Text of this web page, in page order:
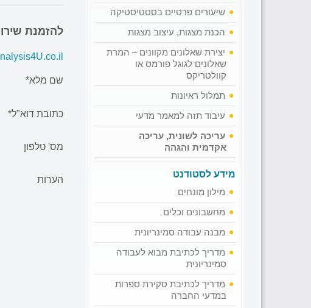
שיעורים פרטיים בסטטיסטיקה
הכנת מצגות, עיצוב מצגות
יצירת שאלונים מקוונים – המרת
שאלונים לגוגל פורמס או
קוולטריקס
תמלול ראיונות
עיבוד תזה למאמר מדעי
עריכה לשונית, עריכה
אקדמית והגהה
מידע לסטודנט
מילון מונחים
מחשבונים וכלים
מבנה עבודה סמינריונית
מדריך לכתיבת מבוא לעבודה
סמינריונית
מדריך לכתיבת סקירת ספרות
במדעי החברה
להזמנת
שם מלא*
כתובת דוא"ל*
מס' טלפון
הערות